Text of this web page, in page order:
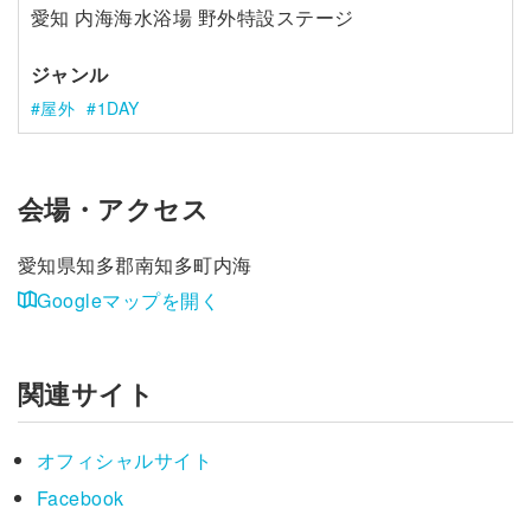
愛知 内海海水浴場 野外特設ステージ
ジャンル
屋外 1DAY
会場・アクセス
愛知県知多郡南知多町内海
Googleマップを開く
関連サイト
オフィシャルサイト
Facebook